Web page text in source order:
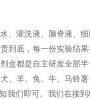
、灌洗液、脑脊液、
到底，每一份实验结果
盒都是自主研发全部
、羊、兔、牛、马铃
我们即可。我们在接